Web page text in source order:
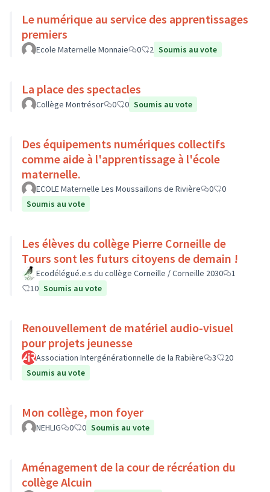
Le numérique au service des apprentissages
premiers
Ecole Maternelle Monnaie 0 2 Soumis au vote
La place des spectacles
Collège Montrésor 0 0 Soumis au vote
Des équipements numériques collectifs
comme aide à l'apprentissage à l'école
maternelle.
ECOLE Maternelle Les Moussaillons de Rivière 0
0
Soumis au vote
Les élèves du collège Pierre Corneille de
Tours sont les futurs citoyens de demain !
Ecodélégué.e.s du collège Corneille / Corneille 2030
1
10 Soumis au vote
Renouvellement de matériel audio-visuel
pour projets jeunesse
Association Intergénérationnelle de la Rabière 3
20
Soumis au vote
Mon collège, mon foyer
NEHLIG 0 0 Soumis au vote
Aménagement de la cour de récréation du
collège Alcuin